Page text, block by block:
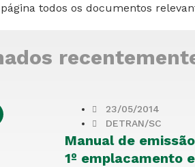
todos os documentos
23/05/2014
DETRAN/SC
Manual de
1º emplacamento